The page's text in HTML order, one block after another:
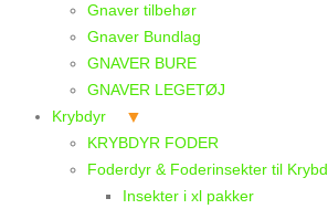
Gnaver tilbehør
Gnaver Bundlag
GNAVER BURE
GNAVER LEGETØJ
Krybdyr
KRYBDYR FODER
Foderdyr & Foderinsekter til
Insekter i xl pakker